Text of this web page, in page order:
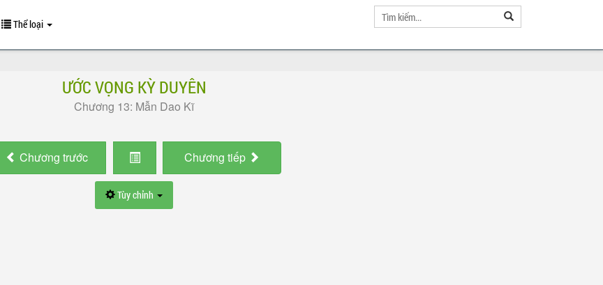
Thể loại
ƯỚC VỌNG KỲ DUYÊN
Chương 13: Mẫn Dao Kĩ
Chương trước Chương tiếp
Tùy chỉnh